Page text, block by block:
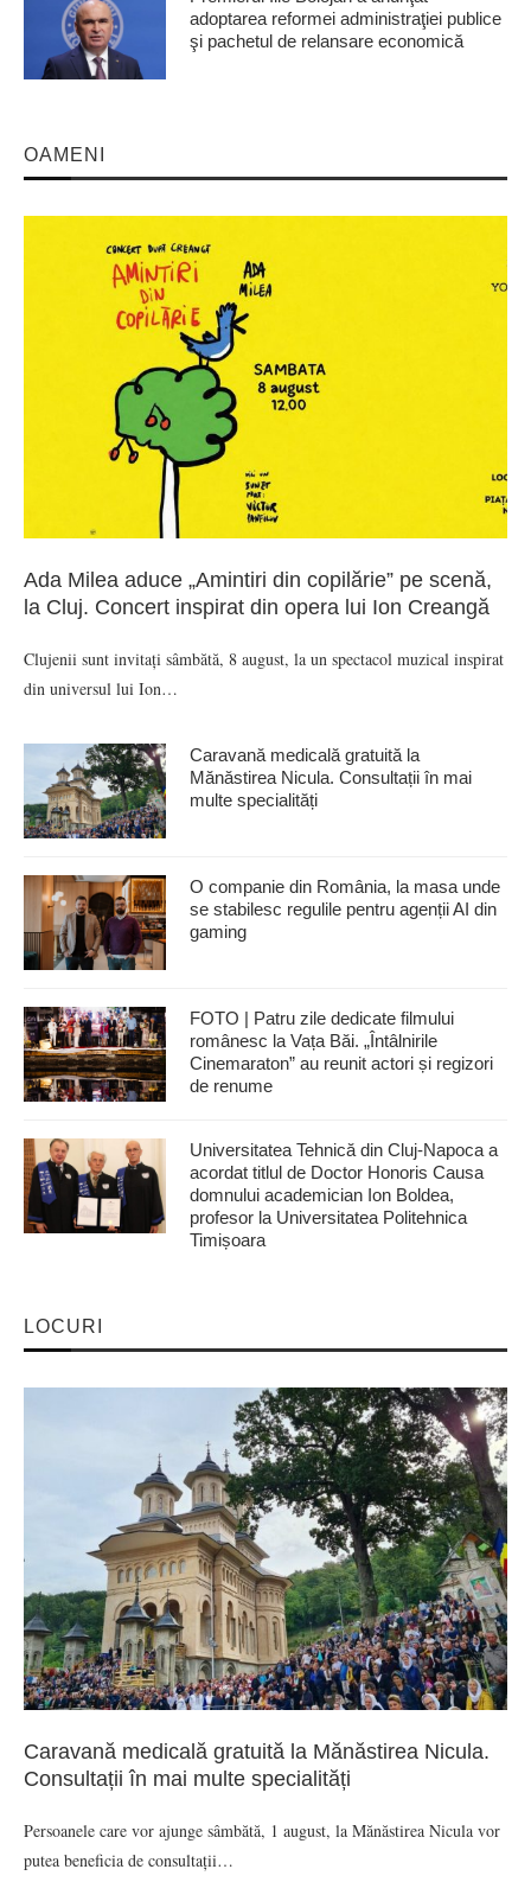
adoptarea reformei administraţiei publice
şi pachetul de relansare economică
OAMENI
Ada Milea aduce „Amintiri din copilărie” pe scenă,
la Cluj. Concert inspirat din opera lui Ion Creangă
Clujenii sunt invitați sâmbătă, 8 august, la un spectacol muzical inspirat
din universul lui Ion…
Caravană medicală gratuită la
Mănăstirea Nicula. Consultații în mai
multe specialități
O companie din România, la masa unde
se stabilesc regulile pentru agenții AI din
gaming
FOTO | Patru zile dedicate filmului
românesc la Vața Băi. „Întâlnirile
Cinemaraton” au reunit actori și regizori
de renume
Universitatea Tehnică din Cluj-Napoca a
acordat titlul de Doctor Honoris Causa
domnului academician Ion Boldea,
profesor la Universitatea Politehnica
Timișoara
LOCURI
Caravană medicală gratuită la Mănăstirea Nicula.
Consultații în mai multe specialități
Persoanele care vor ajunge sâmbătă, 1 august, la Mănăstirea Nicula vor
putea beneficia de consultații…